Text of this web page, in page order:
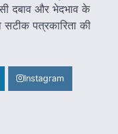
500 करोड़ के AI
7 बड़े फैसलों पर
August 5, 2026
दबाव और भेदभाव के
पत्रकारिता की
Instagram